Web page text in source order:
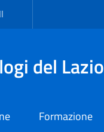
del Lazio
Formazione